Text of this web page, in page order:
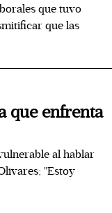
que tuvo
que las
que enfrenta
al hablar
"Estoy